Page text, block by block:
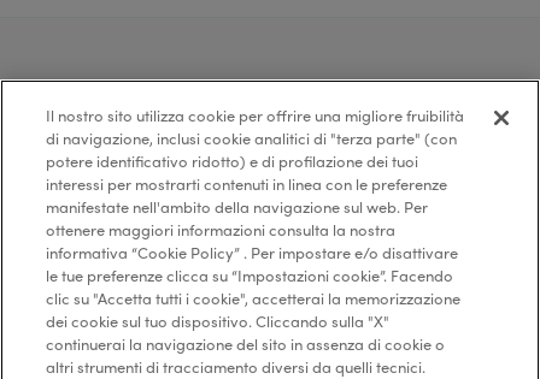
Farmaceutica per passione
Gli spazzolini
Magazine
Dove
Il nostro sito utilizza cookie per offrire una migliore fruibilità
di navigazione, inclusi cookie analitici di "terza parte" (con
potere identificativo ridotto) e di profilazione dei tuoi
interessi per mostrarti contenuti in linea con le preferenze
manifestate nell'ambito della navigazione sul web. Per
ottenere maggiori informazioni consulta la nostra
informativa “Cookie Policy” . Per impostare e/o disattivare
le tue preferenze clicca su “Impostazioni cookie”. Facendo
clic su "Accetta tutti i cookie", accetterai la memorizzazione
dei cookie sul tuo dispositivo. Cliccando sulla "X"
continuerai la navigazione del sito in assenza di cookie o
altri strumenti di tracciamento diversi da quelli tecnici.